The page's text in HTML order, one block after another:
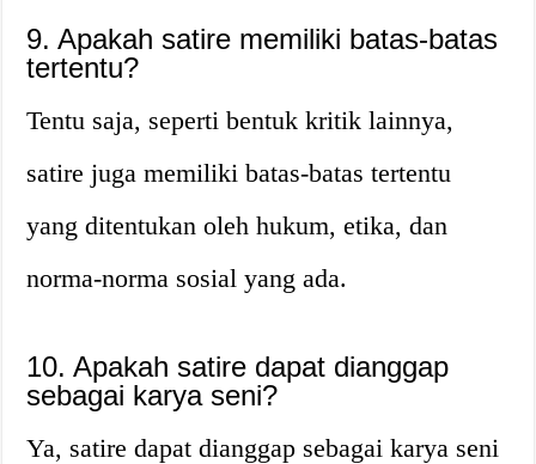
9. Apakah satire memiliki batas-batas
tertentu?
Tentu saja, seperti bentuk kritik lainnya,
satire juga memiliki batas-batas tertentu
yang ditentukan oleh hukum, etika, dan
norma-norma sosial yang ada.
10. Apakah satire dapat dianggap
sebagai karya seni?
Ya, satire dapat dianggap sebagai karya seni